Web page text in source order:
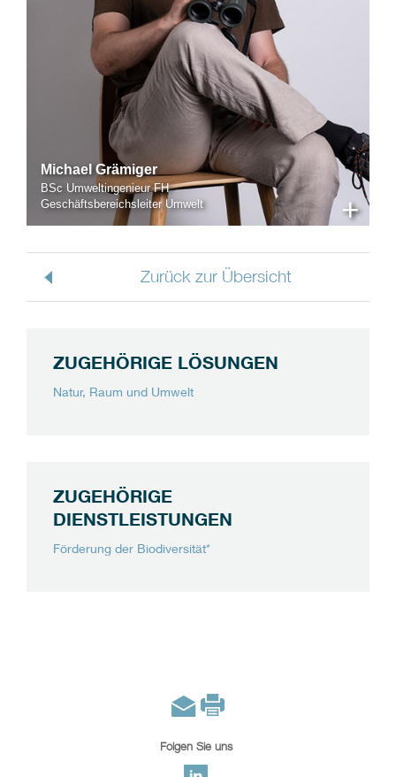
+
Michael Grämiger
BSc Umweltingenieur FH
Geschäftsbereichsleiter Umwelt
Zurück zur Übersicht
ZUGEHÖRIGE LÖSUNGEN
Natur, Raum und Umwelt
ZUGEHÖRIGE
DIENSTLEISTUNGEN
Förderung der Biodiversität*
Folgen Sie uns